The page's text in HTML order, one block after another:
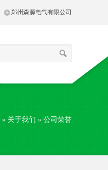
郑州森源电气有限公司
» 关于我们 » 公司荣誉